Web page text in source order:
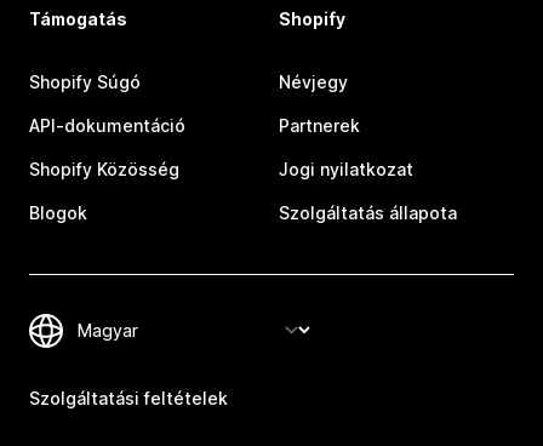
Támogatás
Shopify Súgó
API-dokumentáció
Shopify Közösség
Blogok
Shopify
Névjegy
Partnerek
Jogi nyilatkozat
Szolgáltatás állapota
Szolgáltatási feltételek